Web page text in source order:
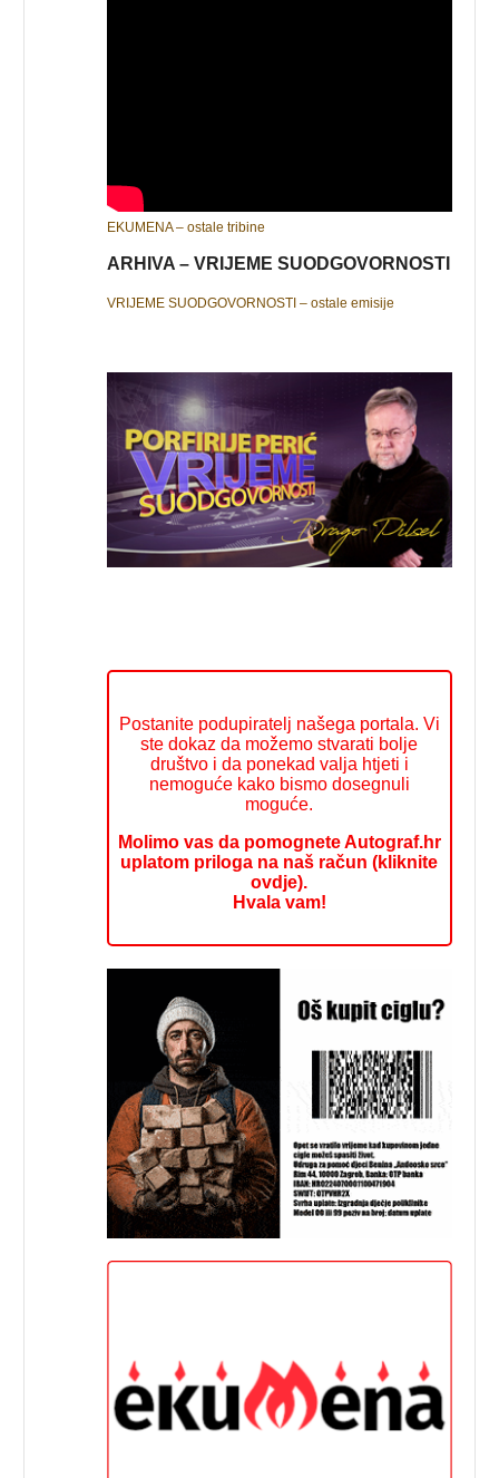
EKUMENA – ostale tribine
ARHIVA – VRIJEME SUODGOVORNOSTI
VRIJEME SUODGOVORNOSTI – ostale emisije
Postanite podupiratelj našega portala. Vi
ste dokaz da možemo stvarati bolje
društvo i da ponekad valja htjeti i
nemoguće kako bismo dosegnuli
moguće.
Molimo vas da pomognete Autograf.hr
uplatom priloga na naš račun (kliknite
ovdje).
Hvala vam!